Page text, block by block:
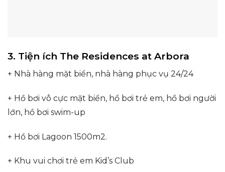
3. Tiện ích The Residences at Arbora
+ Nhà hàng mặt biển, nhà hàng phục vụ 24/24
+ Hồ bơi vô cực mặt biển, hồ bơi trẻ em, hồ bơi người
lớn, hồ bơi swim-up
+ Hồ bơi Lagoon 1500m2.
+ Khu vui chơi trẻ em Kid’s Club